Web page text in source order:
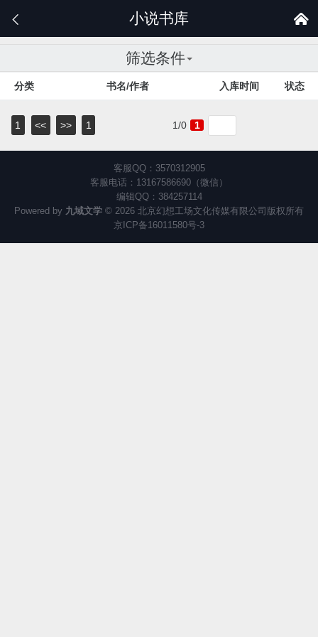
 
小说书库
筛选条件
分类 书名/作者 入库时间 状态
1/0
1 << 1
>> 1
客服QQ：3570312905
客服电话：13167586690（微信）
编辑QQ：384257114
Powered by 九域文学 © 2026 北京幻想工场文化传媒有限公司版权所有
京ICP备16011580号-3